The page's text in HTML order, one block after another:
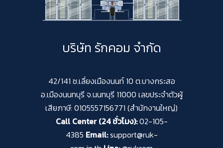
บริษัท รักคอม จำกัด
42/141 ซ.เลี่ยงเมืองนนท์ 10 ต.บางกระสอ
อ.เมืองนนทบุรี จ.นนทบุรี 11000 เลขประจำตัวผู้
เสียภาษี: 0105557156771 (สำนักงานใหญ่)
Call Center (24 ชั่วโมง):02-105-
4385 Email:support@ruk-